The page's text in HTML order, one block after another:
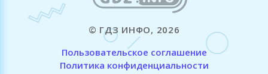
© ГДЗ ИНФО, 2026
Пользовательское соглашение
Политика конфиденциальности